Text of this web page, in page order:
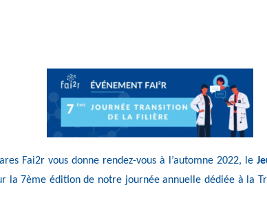
Fai2r vous donne rendez-vous à l’automne 2022, le
la 7ème édition de notre journée annuelle dédiée à la